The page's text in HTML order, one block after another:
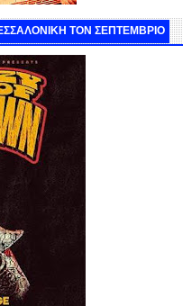
ΤΟΝ ΣΕΠΤΕΜΒΡΙΟ